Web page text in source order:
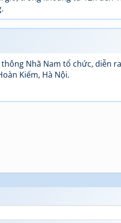
Nhã Nam tổ chức, diễn
Kiếm, Hà Nội.